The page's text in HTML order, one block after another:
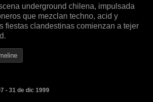
underground chilena, impulsada
que mezclan techno, acid y
fiestas clandestinas comienzan a tejer
- 31 de dic 1999